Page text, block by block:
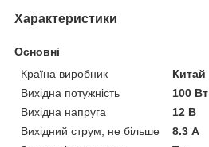
Характеристики
Основні
Країна виробник
Китай
Вихідна потужність
100 Вт
Вихідна напруга
12 В
Вихідний струм, не більше
8.3 А